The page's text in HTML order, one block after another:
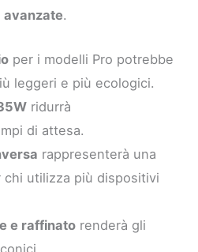
avanzate.
per i modelli Pro potrebbe
leggeri e più ecologici.
ridurrà
di attesa.
rappresenterà una
utilizza più dispositivi
e raffinato renderà gli